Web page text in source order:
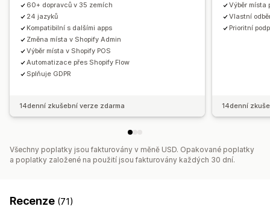
60+ dopravců v 35 zemích
24 jazyků
Kompatibilní s dalšími apps
Změna místa v Shopify Admin
Výběr místa v Shopify POS
Automatizace přes Shopify Flow
Splňuje GDPR
14denní zkušební verze zdarma
Výběr místa
Vlastní
Prioritní
14denní
Všechny poplatky jsou fakturovány v měně USD. Opakované poplatky
a poplatky založené na použití jsou fakturovány každých 30 dní.
Recenze (71)